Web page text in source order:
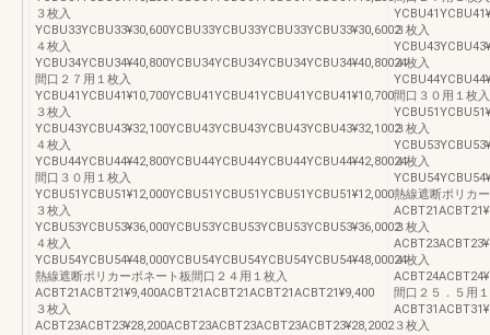
３枚入
YCBU33YCBU33¥30,600YCBU33YCBU33YCBU33YCBU33¥30,6002
４枚入
YCBU34YCBU34¥40,800YCBU34YCBU34YCBU34YCBU34¥40,80024
間口２７用１枚入
YCBU41YCBU41¥10,700YCBU41YCBU41YCBU41YCBU41¥10,700
３枚入
YCBU43YCBU43¥32,100YCBU43YCBU43YCBU43YCBU43¥32,1002
４枚入
YCBU44YCBU44¥42,800YCBU44YCBU44YCBU44YCBU44¥42,80024
間口３０用１枚入
YCBU51YCBU51¥12,000YCBU51YCBU51YCBU51YCBU51¥12,000
３枚入
YCBU53YCBU53¥36,000YCBU53YCBU53YCBU53YCBU53¥36,0002
４枚入
YCBU54YCBU54¥48,000YCBU54YCBU54YCBU54YCBU54¥48,00024
熱線遮断ポリカーボネート板間口２４用１枚入
ACBT21ACBT21¥9,400ACBT21ACBT21ACBT21ACBT21¥9,400
３枚入
ACBT23ACBT23¥28,200ACBT23ACBT23ACBT23ACBT23¥28,2002
３枚入
４枚入
間口３０用１枚入
３枚入
４枚入
熱線遮断ポリカ
３枚入
４枚入
間口２５．５用
３枚入